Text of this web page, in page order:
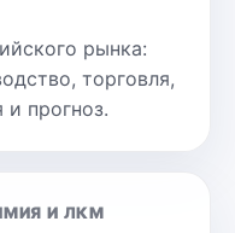
рынка:
торговля,
и прогноз.
И ЛКМ